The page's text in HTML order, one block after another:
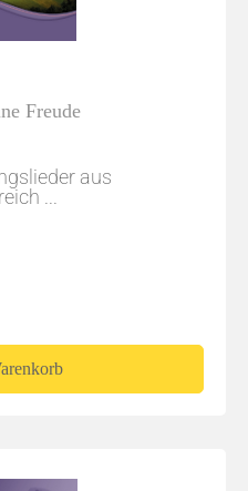
Freude
aus
...